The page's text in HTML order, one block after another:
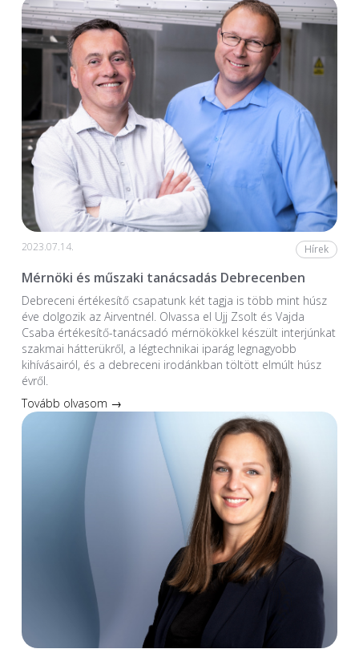
2023.07.14. Hírek
Mérnöki és műszaki tanácsadás Debrecenben
Debreceni értékesítő csapatunk két tagja is több mint húsz
éve dolgozik az Airventnél. Olvassa el Ujj Zsolt és Vajda
Csaba értékesítő-tanácsadó mérnökökkel készült interjúnkat
szakmai hátterükről, a légtechnikai iparág legnagyobb
kihívásairól, és a debreceni irodánkban töltött elmúlt húsz
évről.
Tovább olvasom →